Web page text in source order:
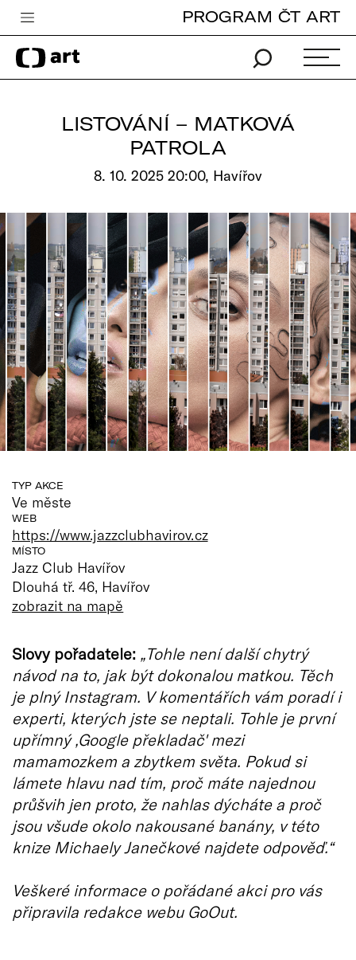
Česká televize
Zpravodajství
Vše o ČT
PROGRAM ČT ART
LISTOVÁNÍ – MATKOVÁ
PATROLA
8. 10. 2025 20:00, Havířov
TYP AKCE
Ve měste
WEB
https://www.jazzclubhavirov.cz
MÍSTO
Jazz Club Havířov
Dlouhá tř. 46, Havířov
zobrazit na mapě
Slovy pořadatele: „Tohle není další chytrý
návod na to, jak být dokonalou matkou. Těch
je plný Instagram. V komentářích vám poradí i
experti, kterých jste se neptali. Tohle je první
upřímný ‚Google překladač' mezi
mamamozkem a zbytkem světa. Pokud si
lámete hlavu nad tím, proč máte najednou
průšvih jen proto, že nahlas dýcháte a proč
jsou všude okolo nakousané banány, v této
knize Michaely Janečkové najdete odpověď.“
Veškeré informace o pořádané akci pro vás
připravila redakce webu GoOut.